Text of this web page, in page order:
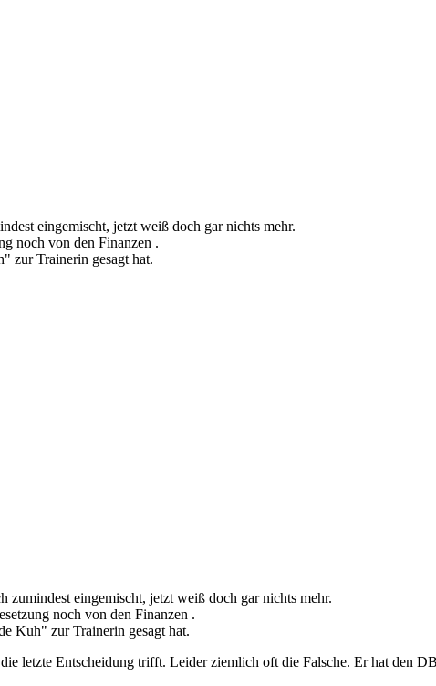
eingemischt, jetzt weiß doch gar nichts mehr.
noch von den Finanzen .
zur Trainerin gesagt hat.
eingemischt, jetzt weiß doch gar nichts mehr.
noch von den Finanzen .
Kuh" zur Trainerin gesagt hat.
letzte Entscheidung trifft. Leider ziemlich oft die Falsche. Er hat den